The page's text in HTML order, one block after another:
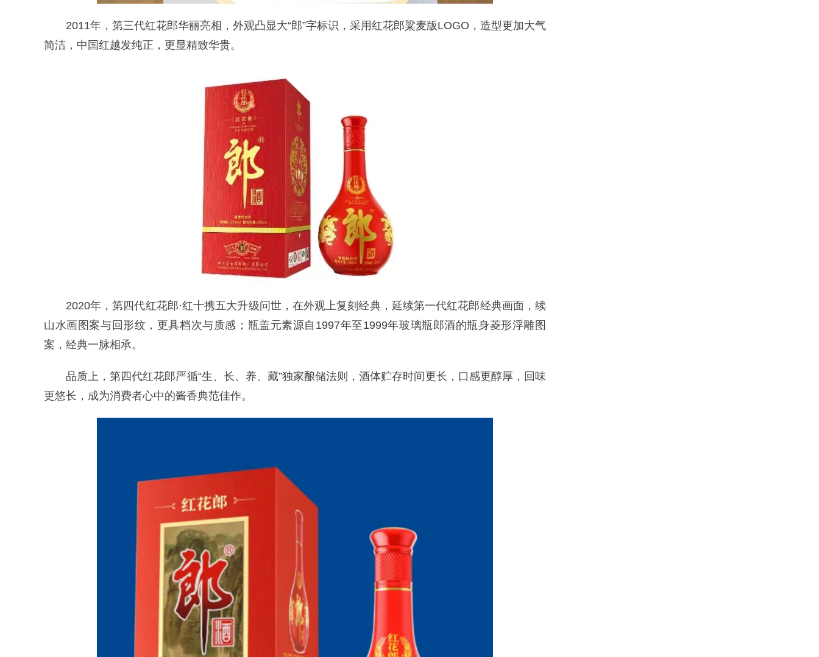
2011年，第三代红花郎华丽亮相，外观凸显大“郎”字标识，采用红花郎粱麦版LOGO，造型更加大气
简洁，中国红越发纯正，更显精致华贵。
2020年，第四代红花郎·红十携五大升级问世，在外观上复刻经典，延续第一代红花郎经典画面，续
山水画图案与回形纹，更具档次与质感；瓶盖元素源自1997年至1999年玻璃瓶郎酒的瓶身菱形浮雕图
案，经典一脉相承。
品质上，第四代红花郎严循“生、长、养、藏”独家酿储法则，酒体贮存时间更长，口感更醇厚，回味
更悠长，成为消费者心中的酱香典范佳作。